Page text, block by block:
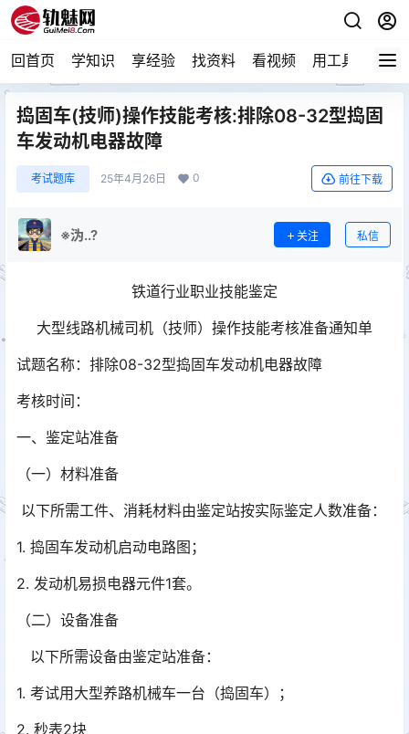
回首页 学知识 享经验 找资料 看视频 用工具 论技
捣固车(技师)操作技能考核:排除08-32型捣固
车发动机电器故障
考试题库 25年4月26日 0 前往下载
※沩..? 关注 私信
铁道行业职业技能鉴定
大型线路机械司机（技师）操作技能考核准备通知单
试题名称：排除08-32型捣固车发动机电器故障
考核时间：
一、鉴定站准备
（一）材料准备
以下所需工件、消耗材料由鉴定站按实际鉴定人数准备：
1. 捣固车发动机启动电路图；
2. 发动机易损电器元件1套。
（二）设备准备
以下所需设备由鉴定站准备：
1. 考试用大型养路机械车一台（捣固车）；
2. 秒表2块